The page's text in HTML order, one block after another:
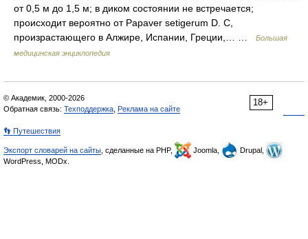
от 0,5 м до 1,5 м; в диком состоянии не встречается;
происходит вероятно от Papaver setigerum D. С,
произрастающего в Алжире, Испании, Греции,… …
Большая
медицинская энциклопедия
18+
© Академик, 2000-2026
Обратная связь: Техподдержка Реклама на сайте
👣 Путешествия
Экспорт словарей на сайты , сделанные на PHP, Joomla,
Drupal,
WordPress, MODx.